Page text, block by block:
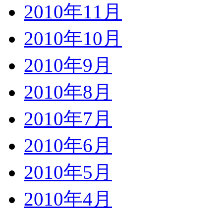
2010年11月
2010年10月
2010年9月
2010年8月
2010年7月
2010年6月
2010年5月
2010年4月